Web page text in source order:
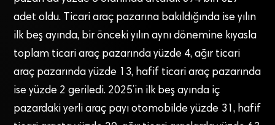
adet oldu. Ticari araç pazarına bakıldığında ise yılın
ilk beş ayında, bir önceki yılın aynı dönemine kıyasla
toplam ticari araç pazarında yüzde 4, ağır ticari
araç pazarında yüzde 13, hafif ticari araç pazarında
ise yüzde 2 geriledi. 2025’in ilk beş ayında iç
pazardaki yerli araç payı otomobilde yüzde 31, hafif